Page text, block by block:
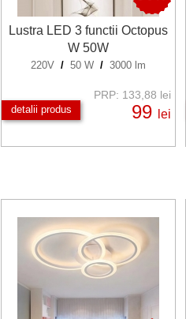
Lustra LED 3 functii Octopus
W 50W
220V / 50 W / 3000 lm
detalii produs
PRP: 133,88 lei
99 lei